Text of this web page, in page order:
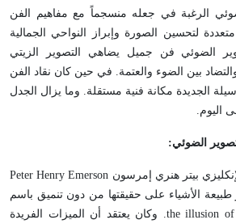
الرغبة في جعله منسجماً مع مفاهيم الفن
لتحسين الصورة وإبراز النواحي الجمالية
الضوئي فن جميل يضاهي التصوير الزيتي
بين الضوء والعتمة. في حين كان نقاد الفن
الجديدة مكانة فنية مستقلة. وما يزال الجدل
اليوم.
الضوئي:
كان الفيزيائي والمصور الإنكليزي بيتر هنري إمرسون Peter Henry Emerson
الأشياء على حقيقتها من دون تنميق باسم
«الحقيقة الخادعة» the illusion of truth. وكان يعتقد أن الميزات الفريدة